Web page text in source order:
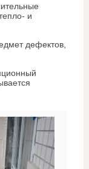
и
дефектов,